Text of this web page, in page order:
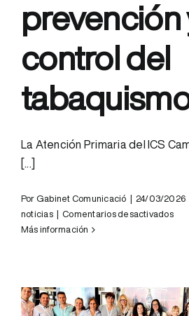
prevención
control del
La Atención Primaria del ICS
[...]
Por Gabinet Comunicació 24/03/2026
noticias
Comentarios desactivadosen
del
Más información